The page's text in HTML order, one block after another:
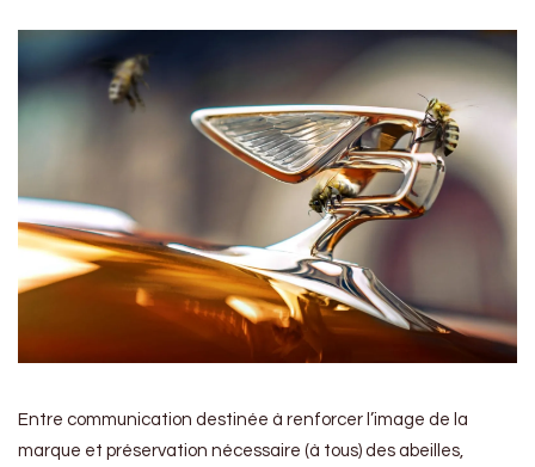
Entre communication destinée à renforcer l’image de la
marque et préservation nécessaire (à tous) des abeilles,